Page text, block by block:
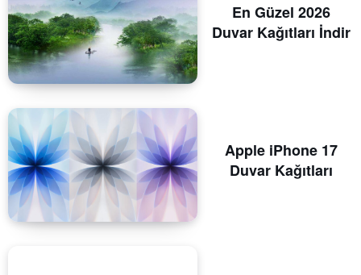
En Güzel 2026
Duvar Kağıtları İndir
Apple iPhone 17
Duvar Kağıtları